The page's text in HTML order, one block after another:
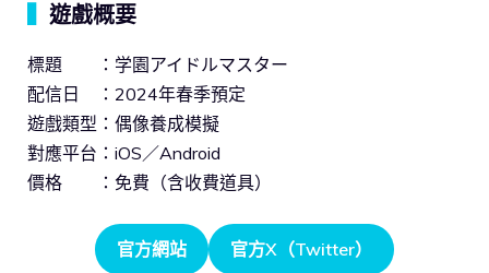
遊戲概要
標題 ：学園アイドルマスター
配信日 ：2024年春季預定
遊戲類型：偶像養成模擬
對應平台：iOS／Android
價格 ：免費（含收費道具）
官方網站 官方X（Twitter）